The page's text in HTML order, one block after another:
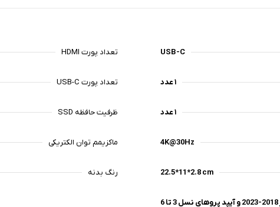
USB-C تعداد پورت HDMI
۱ عدد تعداد پورت USB-C
۱ عدد ظرفیت حافظه SSD
4K@30Hz ماکزیمم توان الکتریکی
22.5*11*2.8 cm رنگ بدنه